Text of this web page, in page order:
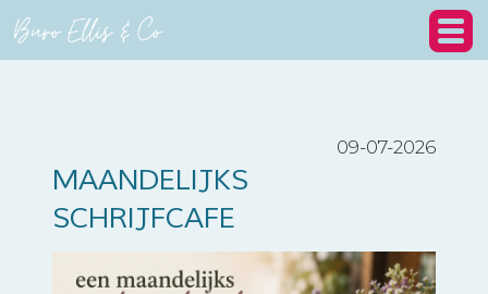
09-07-2026
MAANDELIJKS
SCHRIJFCAFE